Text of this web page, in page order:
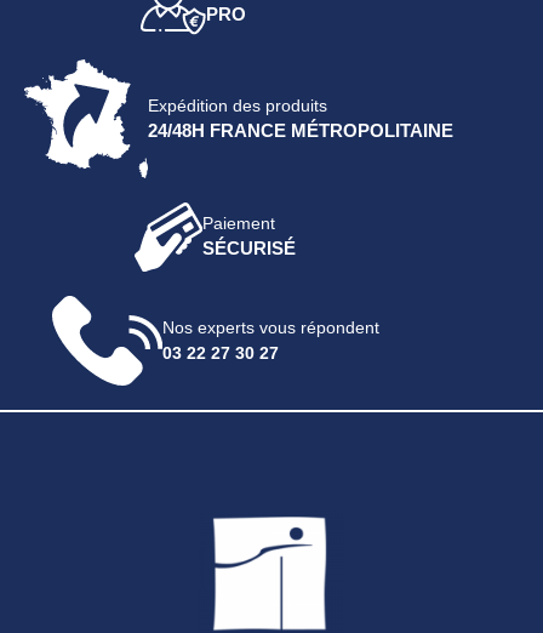
PRO
Expédition des produits
24/48H FRANCE MÉTROPOLITAINE
Paiement
SÉCURISÉ
Nos experts vous répondent
03 22 27 30 27